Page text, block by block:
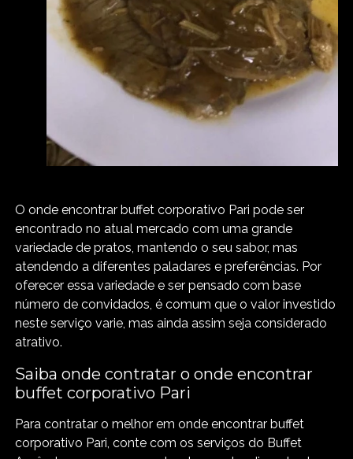
O onde encontrar buffet corporativo Pari pode ser
encontrado no atual mercado com uma grande
variedade de pratos, mantendo o seu sabor, mas
atendendo a diferentes paladares e preferências. Por
oferecer essa variedade e ser pensado com base
número de convidados, é comum que o valor investido
neste serviço varie, mas ainda assim seja considerado
atrativo.
Saiba onde contratar o onde encontrar
buffet corporativo Pari
Para contratar o melhor em onde encontrar buffet
corporativo Pari, conte com os serviços do Buffet